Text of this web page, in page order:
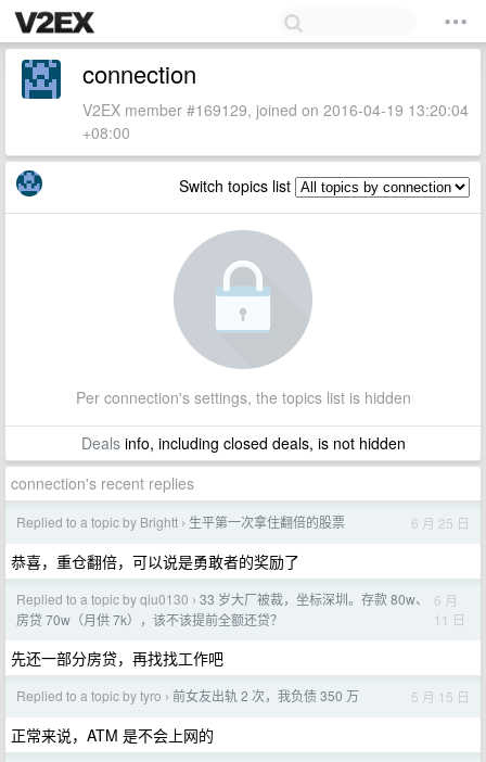
connection
V2EX member #169129, joined on 2016-04-19 13:20:04
+08:00
Switch topics list
Per connection's settings, the topics list is hidden
Dealsinfo, including closed deals, is not hidden
connection's recent replies
Replied to a topic by Brightt › 生平第一次拿住翻倍的股票 6 月 25 日
恭喜，重仓翻倍，可以说是勇敢者的奖励了
Replied to a topic by qiu0130 › 33 岁大厂被裁，坐标深圳。存款 80w、
房贷 70w（月供 7k），该不该提前全额还贷？
6 月
11 日
先还一部分房贷，再找找工作吧
Replied to a topic by tyro › 前女友出轨 2 次，我负债 350 万 5 月 15 日
正常来说，ATM 是不会上网的